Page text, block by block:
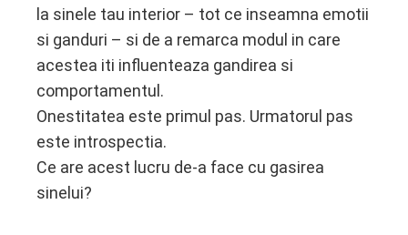
la sinele tau interior – tot ce inseamna emotii
si ganduri – si de a remarca modul in care
acestea iti influenteaza gandirea si
comportamentul.
Onestitatea este primul pas. Urmatorul pas
este introspectia.
Ce are acest lucru de-a face cu gasirea
sinelui?